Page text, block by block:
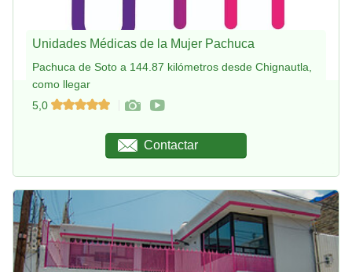
Unidades Médicas de la Mujer Pachuca
Pachuca de Soto a 144.87 kilómetros desde Chignautla,
como llegar
5,0
Contactar